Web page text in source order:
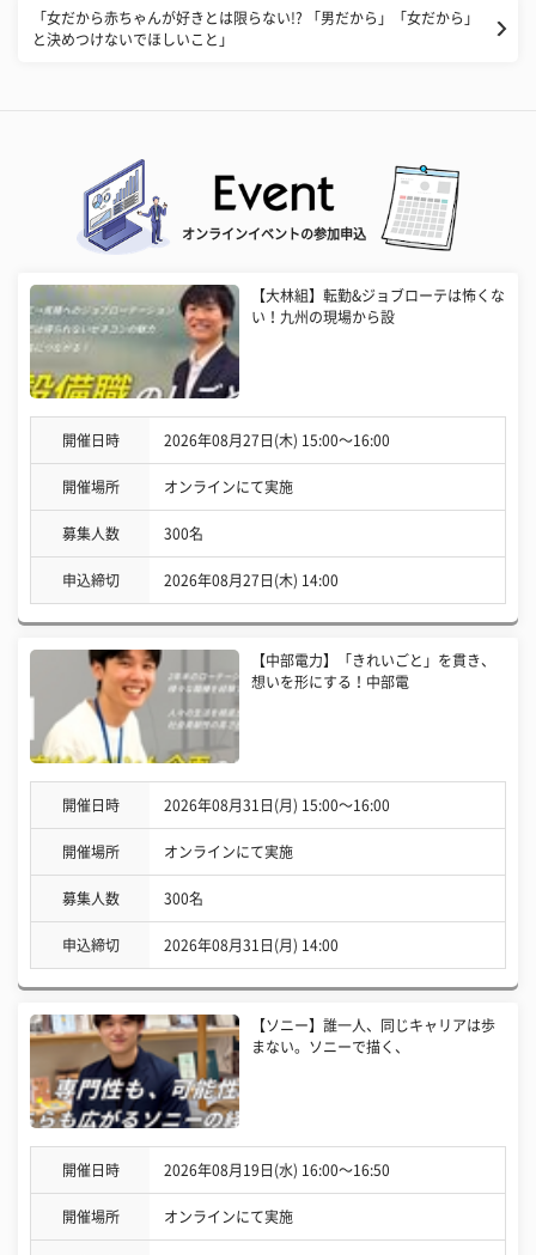
「女だから赤ちゃんが好きとは限らない!? 「男だから」「女だから」
と決めつけないでほしいこと」
オンラインイベントの参加申込
【大林組】転勤&ジョブローテは怖くな
い！九州の現場から設
開催日時 2026年08月27日(木) 15:00〜16:00
開催場所 オンラインにて実施
募集人数 300名
申込締切 2026年08月27日(木) 14:00
【中部電力】「きれいごと」を貫き、
想いを形にする！中部電
開催日時 2026年08月31日(月) 15:00〜16:00
開催場所 オンラインにて実施
募集人数 300名
申込締切 2026年08月31日(月) 14:00
【ソニー】誰一人、同じキャリアは歩
まない。ソニーで描く、
開催日時 2026年08月19日(水) 16:00〜16:50
開催場所 オンラインにて実施